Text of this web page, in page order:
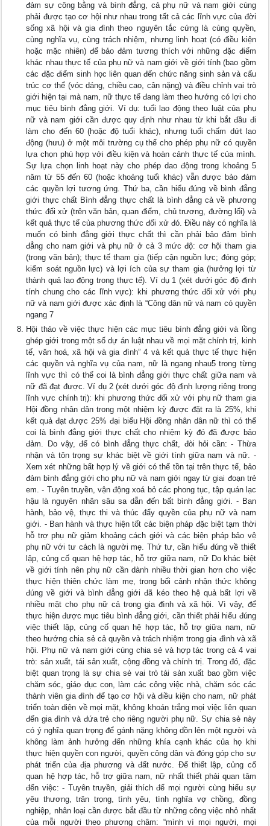
đảm sự công bằng và bình đẳng, cả phụ nữ và nam giới cùng
phải được tạo cơ hội như nhau trong tất cả các lĩnh vực của đời
sống xã hội và gia đình theo nguyên tắc cứng là cùng quyền,
cùng nghĩa vụ, cùng trách nhiệm, nhưng linh hoạt (có điều kiện
hoặc mặc nhiên) để bảo đảm tương thích với những đặc điểm
khác nhau thực tế của phụ nữ và nam giới về giới tính (bao gồm
các đặc điểm sinh học liên quan đến chức năng sinh sản và cấu
trúc cơ thể (vóc dáng, chiều cao, cân nặng) và điều chỉnh vai trò
giới hiện tại mà nam, nữ thực tế đang làm theo hướng có lợi cho
mục tiêu bình đẳng giới. Ví dụ: tuổi lao động theo luật của phụ
nữ và nam giới cần được quy định như nhau từ khi bắt đầu đi
làm cho đến 60 (hoặc độ tuổi khác), nhưng tuổi chấm dứt lao
động (hưu) ở một môi trường cụ thể cho phép phụ nữ có quyền
lựa chọn phù hợp với điều kiện và hoàn cảnh thực tế của mình.
Sự lựa chọn linh hoạt này cho phép dao động trong khoảng 5
năm từ 55 đến 60 (hoặc khoảng tuổi khác) vẫn được bảo đảm
các quyền lợi tương ứng. Thứ ba, cần hiểu đúng về bình đẳng
giới thực chất Bình đẳng thực chất là bình đẳng cả về phương
thức đối xử (trên văn bản, quan điểm, chủ trương, đường lối) và
kết quả thực tế của phương thức đối xử đó. Điều này có nghĩa là
muốn có bình đẳng giới thực chất thì cần phải bảo đảm bình
đẳng cho nam giới và phụ nữ ở cả 3 mức độ: cơ hội tham gia
(trong văn bản); thực tế tham gia (tiếp cận nguồn lực; đóng góp;
kiểm soát nguồn lực) và lợi ích của sự tham gia (hưởng lợi từ
thành quả lao động trong thực tế). Ví dụ 1 (xét dưới góc độ định
tính chung cho các lĩnh vực): khi phương thức đối xử với phụ
nữ và nam giới được xác định là “Công dân nữ và nam có quyền
ngang 7
Hội thảo về việc thực hiện các mục tiêu bình đẳng giới và lồng
ghép giới trong một số dự án luật nhau về mọi mặt chính trị, kinh
tế, văn hoá, xã hội và gia đình” 4 và kết quả thực tế thực hiện
các quyền và nghĩa vụ của nam, nữ là ngang nhau5 trong từng
lĩnh vực thì có thể coi là bình đẳng giới thực chất giữa nam và
nữ đã đạt được. Ví dụ 2 (xét dưới góc độ định lượng riêng trong
lĩnh vực chính trị): khi phương thức đối xử với phụ nữ tham gia
Hội đồng nhân dân trong một nhiệm kỳ được đặt ra là 25%, khi
kết quả đạt được 25% đại biểu Hội đồng nhân dân nữ thì có thể
coi là bình đẳng giới thực chất cho nhiệm kỳ đó đã được bảo
đảm. Do vậy, để có bình đẳng thực chất, đòi hỏi cần: - Thừa
nhận và tôn trọng sự khác biệt về giới tính giữa nam và nữ. -
Xem xét những bất hợp lý về giới có thể tồn tại trên thực tế, bảo
đảm bình đẳng giới cho phụ nữ và nam giới ngay từ giai đoạn trẻ
em. - Tuyên truyền, vận động xoá bỏ các phong tục, tập quán lạc
hậu là nguyên nhân sâu sa dẫn đến bất bình đẳng giới. - Ban
hành, bảo vệ, thực thi và thúc đẩy quyền của phụ nữ và nam
giới. - Ban hành và thực hiện tốt các biện pháp đặc biệt tạm thời
hỗ trợ phụ nữ giảm khoảng cách giới và các biện pháp bảo vệ
phụ nữ với tư cách là người mẹ. Thứ tư, cần hiểu đúng về thiết
lập, củng cố quan hệ hợp tác, hỗ trợ giữa nam, nữ Do khác biệt
về giới tính nên phụ nữ cần dành nhiều thời gian hơn cho việc
thực hiện thiên chức làm mẹ, trong bối cảnh nhận thức không
đúng về giới và bình đẳng giới đã kéo theo hệ quả bất lợi về
nhiều mặt cho phụ nữ cả trong gia đình và xã hội. Vì vậy, để
thực hiện được mục tiêu bình đẳng giới, cần thiết phải hiểu đúng
việc thiết lập, củng cố quan hệ hợp tác, hỗ trợ giữa nam, nữ
theo hướng chia sẻ cả quyền và trách nhiệm trong gia đình và xã
hội. Phụ nữ và nam giới cùng chia sẻ và hợp tác trong cả 4 vai
trò: sản xuất, tái sản xuất, cộng đồng và chính trị. Trong đó, đặc
biệt quan trọng là sự chia sẻ vai trò tái sản xuất bao gồm việc
chăm sóc, giáo dục con, làm các công việc nhà, chăm sóc các
thành viên gia đình để tạo cơ hội và điều kiện cho nam, nữ phát
triển toàn diện về mọi mặt, không khoán trắng mọi việc liên quan
đến gia đình và đứa trẻ cho riêng người phụ nữ. Sự chia sẻ này
có ý nghĩa quan trọng để gánh nặng không dồn lên một người và
không làm ảnh hưởng đến những khía cạnh khác của họ khi
thực hiện quyền con người, quyền công dân và đóng góp cho sự
phát triển của địa phương và đất nước. Để thiết lập, củng cố
quan hệ hợp tác, hỗ trợ giữa nam, nữ nhất thiết phải quan tâm
đến việc: - Tuyên truyền, giải thích để mọi người cùng hiểu sự
yêu thương, trân trọng, tình yêu, tình nghĩa vợ chồng, đồng
nghiệp, nhân loại cần được bắt đầu từ những công việc nhỏ nhất
của mỗi người theo phương châm: “mình vì mọi người, mọi